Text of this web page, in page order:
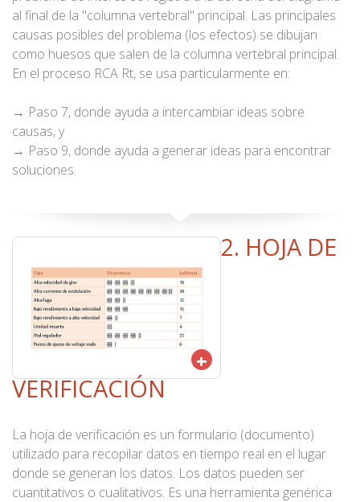
al final de la "columna vertebral" principal. Las principales
causas posibles del problema (los efectos) se dibujan
como huesos que salen de la columna vertebral principal.
En el proceso RCA Rt, se usa particularmente en:
→ Paso 7, donde ayuda a intercambiar ideas sobre
causas, y
→ Paso 9, donde ayuda a generar ideas para encontrar
soluciones.
+
2. HOJA DE
VERIFICACIÓN
La hoja de verificación es un formulario (documento)
utilizado para recopilar datos en tiempo real en el lugar
donde se generan los datos. Los datos pueden ser
cuantitativos o cualitativos. Es una herramienta genérica